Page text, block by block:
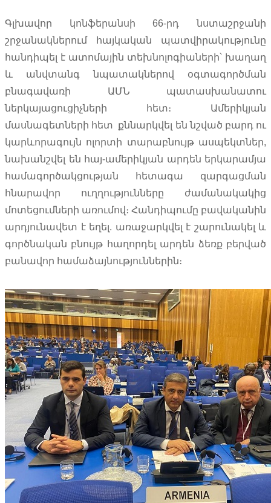
Գլխավոր կոնֆերանսի 66-րդ նստաշրջանի
շրջանակներում հայկական պատվիրակությունը
հանդիպել է ատոմային տեխնոլոգիաների՝ խաղաղ
և անվտանգ նպատակներով օգտագործման
բնագավառի ԱՄՆ պատասխանատու
ներկայացուցիչների հետ։ Ամերիկյան
մասնագետների հետ քննարկվել են նշված բարդ ու
կարևորագույն ոլորտի տարաբնույթ ասպեկտներ,
նախանշվել են հայ-ամերիկյան արդեն երկարամյա
համագործակցության հետագա զարգացման
հնարավոր ուղղությունները ժամանակակից
մոտեցումների առումով։ Հանդիպումը բավականին
արդյունավետ է եղել. առաջարկվել է շարունակել և
գործնական բնույթ հաղորդել արդեն ձեռք բերված
բանավոր համաձայնություններին։